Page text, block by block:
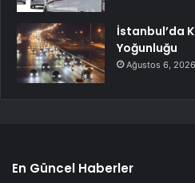
İstanbul’da
Yoğunluğu
Ağustos 6, 2026
En Güncel Haberler